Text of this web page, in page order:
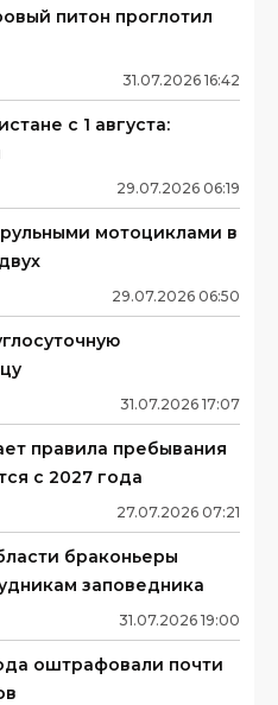
питон проглотил
31.07.2026 16:42
с 1 августа:
29.07.2026 06:19
мотоциклами в
29.07.2026 06:50
31.07.2026 17:07
правила пребывания
с 2027 года
27.07.2026 07:21
браконьеры
заповедника
31.07.2026 19:00
оштрафовали почти